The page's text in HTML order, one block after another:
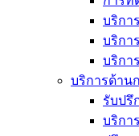
บริกา
บริกา
บริกา
บริการด้าน
รับปรึ
บริกา